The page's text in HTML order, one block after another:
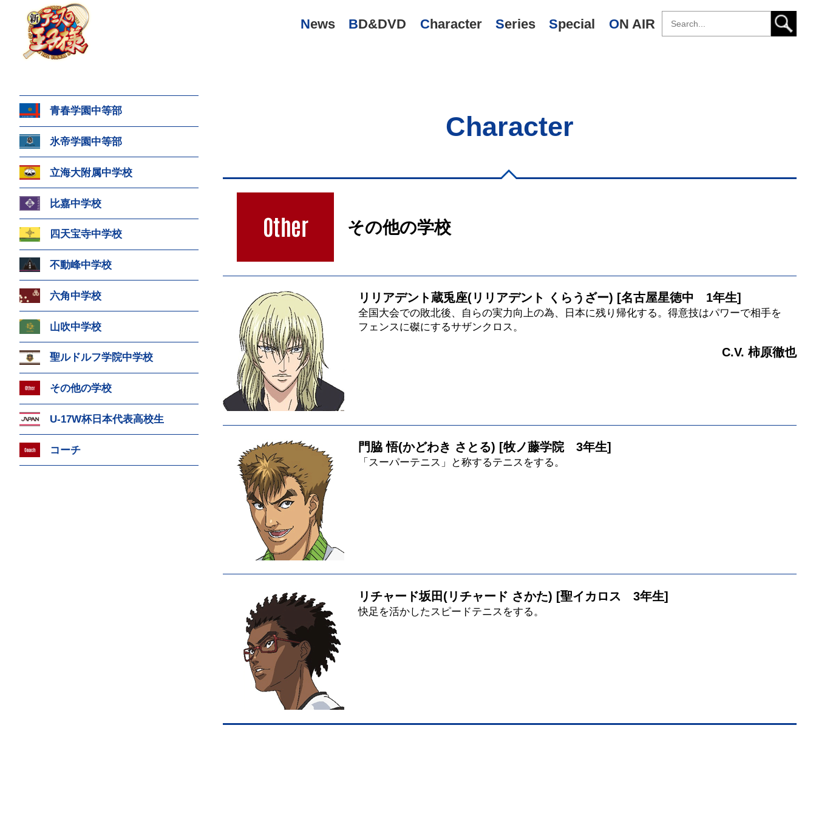
News BD&DVD Character Series Special ON AIR
Character
その他の学校
リリアデント蔵兎座(リリアデント くらうざー) [名古屋星徳中 1年生]
全国大会での敗北後、自らの実力向上の為、日本に残り帰化する。得意技はパワーで相手を
フェンスに磔にするサザンクロス。
C.V. 柿原徹也
門脇 悟(かどわき さとる) [牧ノ藤学院 3年生]
「スーパーテニス」と称するテニスをする。
リチャード坂田 (リチャード さかた) [聖イカロス 3年生]
快足を活かしたスピードテニスをする。
青春学園中等部
氷帝学園中等部
立海大附属中学校
比嘉中学校
四天宝寺中学校
不動峰中学校
六角中学校
山吹中学校
聖ルドルフ学院中学校
その他の学校
U-17W杯日本代表高校生
コーチ